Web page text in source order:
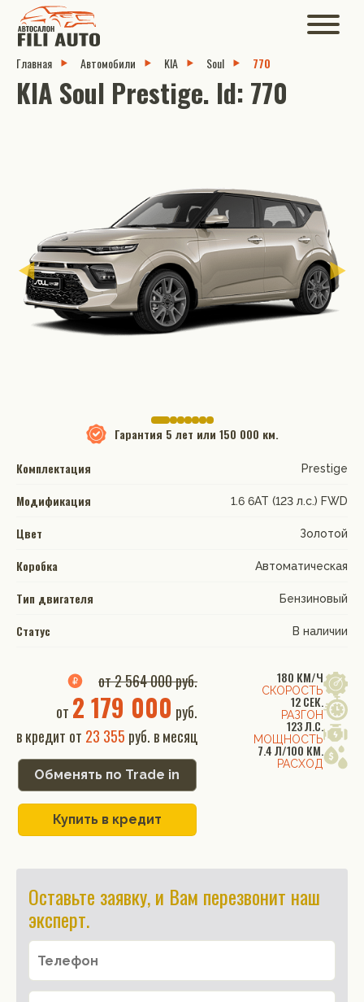
Главная Автомобили KIA Soul 770
KIA Soul Prestige. Id: 770
Гарантия 5 лет или 150 000 км.
Комплектация
Prestige
Модификация 1.6 6АТ (123 л.с.) FWD
Цвет Золотой
Коробка Автоматическая
Тип двигателя Бензиновый
Статус В наличии
180 КМ/Ч
СКОРОСТЬ
12 СЕК.
РАЗГОН
123 Л.С.
МОЩНОСТЬ
7.4 Л/100 КМ.
РАСХОД
от 2 564 000 руб.
от 2 179 000 руб.
в кредит от 23 355 руб. в месяц
Обменять по Trade in
Купить в кредит
Оставьте заявку, и Вам перезвонит наш
эксперт.